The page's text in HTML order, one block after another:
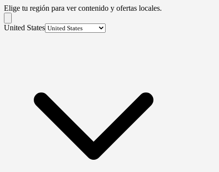
Elige tu región para ver contenido y ofertas locales.
United States